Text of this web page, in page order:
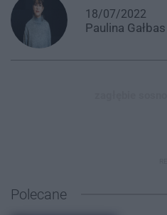
18/07/2022
Paulina Gałbas
Polecane